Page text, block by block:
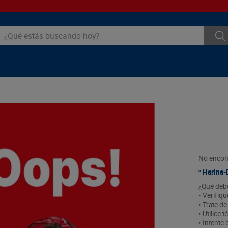
estás buscando hoy?
No
¿Qué
•
• Trate
• Utilice
• Intente